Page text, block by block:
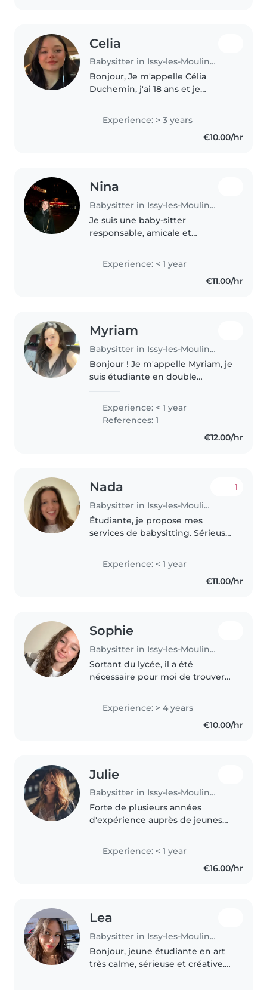
Celia
Babysitter in Issy-les-Moulineaux
Bonjour, Je m'appelle Célia
Duchemin, j'ai 18 ans et je
sitting. J'ai plusieurs années
d'expérience, ayant commencé
le baby-sitting dès l'âge de 16
Experience: > 3 years
€10.00/hr
Nina
Babysitter in Issy-les-Moulineaux
Je suis une baby-sitter
responsable, amicale et
de vos enfants avec soin et
attention. Actuellement en
année préparatoire aux études
Experience: < 1 year
€11.00/hr
Myriam
Babysitter in Issy-les-Moulineaux
Bonjour ! Je m'appelle Myriam, je
suis étudiante en double
Finance à l'EDHEC business
School. J'aime passer du temps
avec les enfants, jouer avec eux
Experience: < 1 year
References: 1
€12.00/hr
Nada
Babysitter in Issy-les-Moulineaux
1
Étudiante, je propose mes
services de babysitting. Sérieuse,
j'aime m'occuper des enfants et
partager avec eux des moments
à la fois ludiques et éducatifs...
Experience: < 1 year
€11.00/hr
Sophie
Babysitter in Issy-les-Moulineaux
Sortant du lycée, il a été
nécessaire pour moi de trouver
beaucoup les enfants et étant de
nature calme et patiente, le
Experience: > 4 years
€10.00/hr
Julie
Babysitter in Issy-les-Moulineaux
Forte de plusieurs années
d'expérience auprès de jeunes
sérieuse, bienveillante, patiente
et dynamique. J'accorde une
grande importance à la sécurité,..
Experience: < 1 year
€16.00/hr
Lea
Babysitter in Issy-les-Moulineaux
Bonjour, jeune étudiante en art
très calme, sérieuse et créative.